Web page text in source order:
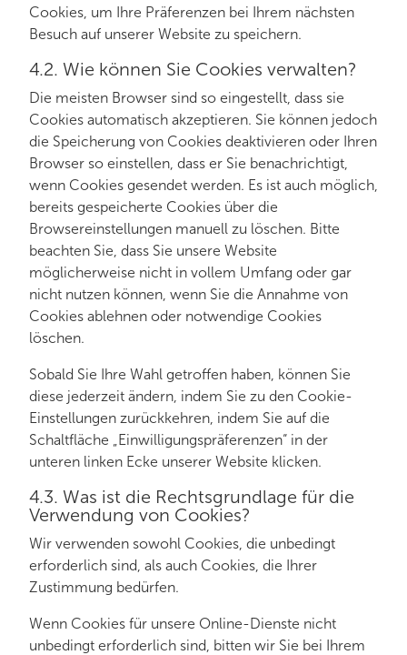
Cookies, um Ihre Präferenzen bei Ihrem nächsten
Besuch auf unserer Website zu speichern.
4.2. Wie können Sie Cookies verwalten?
Die meisten Browser sind so eingestellt, dass sie
Cookies automatisch akzeptieren. Sie können jedoch
die Speicherung von Cookies deaktivieren oder Ihren
Browser so einstellen, dass er Sie benachrichtigt,
wenn Cookies gesendet werden. Es ist auch möglich,
bereits gespeicherte Cookies über die
Browsereinstellungen manuell zu löschen. Bitte
beachten Sie, dass Sie unsere Website
möglicherweise nicht in vollem Umfang oder gar
nicht nutzen können, wenn Sie die Annahme von
Cookies ablehnen oder notwendige Cookies
löschen.
Sobald Sie Ihre Wahl getroffen haben, können Sie
diese jederzeit ändern, indem Sie zu den Cookie-
Einstellungen zurückkehren, indem Sie auf die
Schaltfläche „Einwilligungspräferenzen“ in der
unteren linken Ecke unserer Website klicken.
4.3. Was ist die Rechtsgrundlage für die
Verwendung von Cookies?
Wir verwenden sowohl Cookies, die unbedingt
erforderlich sind, als auch Cookies, die Ihrer
Zustimmung bedürfen.
Wenn Cookies für unsere Online-Dienste nicht
unbedingt erforderlich sind, bitten wir Sie bei Ihrem